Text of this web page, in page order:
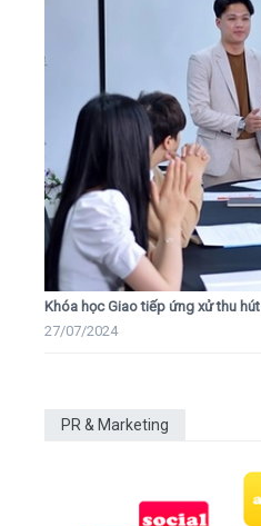
Khóa học Giao tiếp ứng xử thu hút
27/07/2024
PR & Marketing